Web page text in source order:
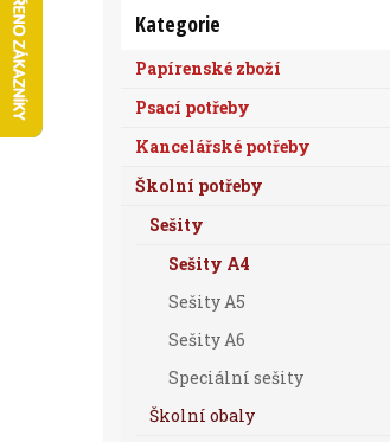
Kategorie
Papírenské zboží
Psací potřeby
Kancelářské potřeby
Školní potřeby
Sešity
Sešity A4
Sešity A5
Sešity A6
Speciální sešity
Školní obaly